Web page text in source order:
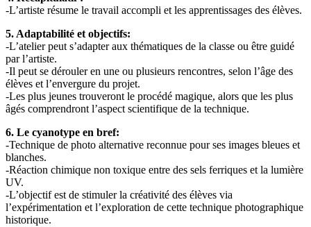
-L’artiste résume le travail accompli et les apprentissages des élèves.
5. Adaptabilité et objectifs:
-L’atelier peut s’adapter aux thématiques de la classe ou être guidé
par l’artiste.
-Il peut se dérouler en une ou plusieurs rencontres, selon l’âge des
élèves et l’envergure du projet.
-Les plus jeunes trouveront le procédé magique, alors que les plus
âgés comprendront l’aspect scientifique de la technique.
6. Le cyanotype en bref:
-Technique de photo alternative reconnue pour ses images bleues et
blanches.
-Réaction chimique non toxique entre des sels ferriques et la lumière
UV.
-L’objectif est de stimuler la créativité des élèves via
l’expérimentation et l’exploration de cette technique photographique
historique.